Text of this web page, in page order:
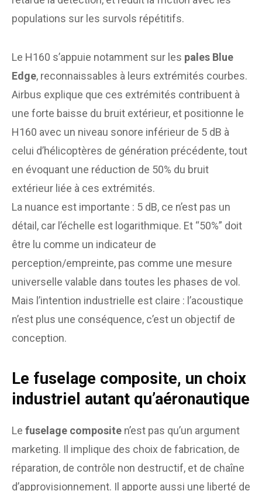
populations sur les survols répétitifs.
Le H160 s’appuie notamment sur les pales Blue
Edge, reconnaissables à leurs extrémités courbes.
Airbus explique que ces extrémités contribuent à
une forte baisse du bruit extérieur, et positionne le
H160 avec un niveau sonore inférieur de 5 dB à
celui d’hélicoptères de génération précédente, tout
en évoquant une réduction de 50% du bruit
extérieur liée à ces extrémités.
La nuance est importante : 5 dB, ce n’est pas un
détail, car l’échelle est logarithmique. Et “50%” doit
être lu comme un indicateur de
perception/empreinte, pas comme une mesure
universelle valable dans toutes les phases de vol.
Mais l’intention industrielle est claire : l’acoustique
n’est plus une conséquence, c’est un objectif de
conception.
Le fuselage composite, un choix
industriel autant qu’aéronautique
Le fuselage composite n’est pas qu’un argument
marketing. Il implique des choix de fabrication, de
réparation, de contrôle non destructif, et de chaîne
d’approvisionnement. Il apporte aussi une liberté de